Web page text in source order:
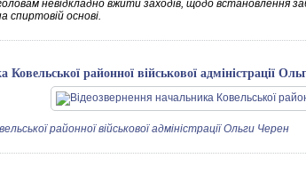
невідкладно вжити заходів, щодо встановлення
спиртовій основі.
Ковельської районної військової адміністрації
районної військової адміністрації Ольги Черен